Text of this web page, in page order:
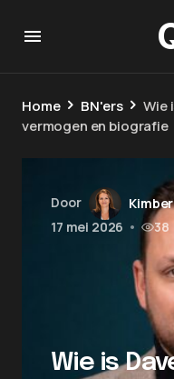
Home BN'ers
Wie
vermogen en biografie
Door
17 mei 2026 • 38
Wie is